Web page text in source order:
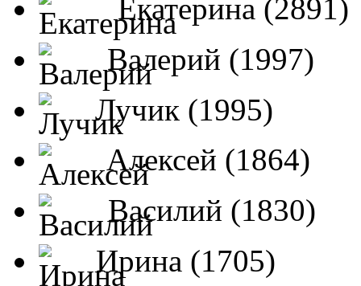
Екатерина (2891)
Валерий (1997)
Лучик (1995)
Алексей (1864)
Василий (1830)
Ирина (1705)